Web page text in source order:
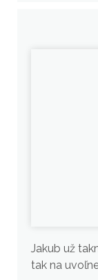
Jakub už
tak na